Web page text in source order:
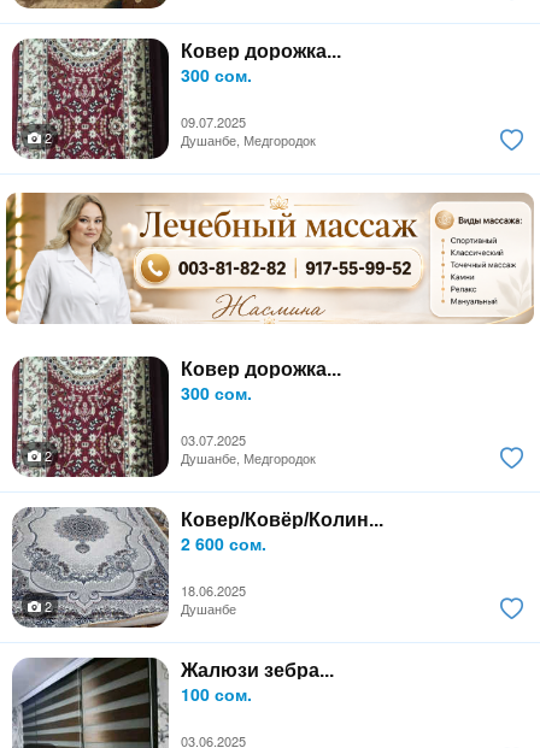
Ковер дорожка...
300 сом.
09.07.2025
2
Душанбе, Медгородок
Ковер дорожка...
300 сом.
03.07.2025
2
Душанбе, Медгородок
Ковер/Ковёр/Колин...
2 600 сом.
18.06.2025
2
Душанбе
Жалюзи зебра...
100 сом.
03.06.2025